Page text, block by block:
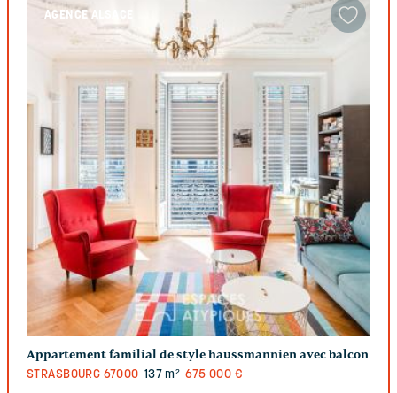
AGENCE ALSACE
Appartement familial de style haussmannien avec balcon
STRASBOURG 67000 137 m² 675 000 €